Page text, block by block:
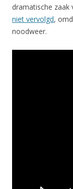
dramatische zaak
niet vervolgd,
noodweer.